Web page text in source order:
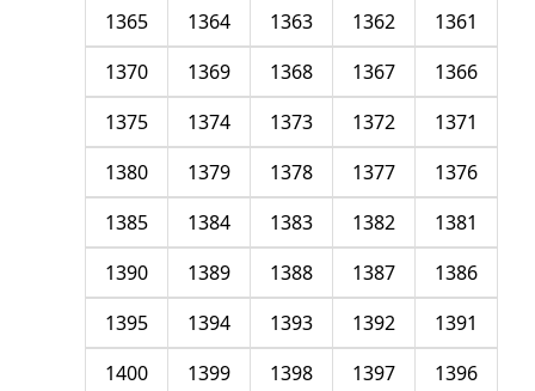
1361
1362
1363
1364
1365
1366
1367
1368
1369
1370
1371
1372
1373
1374
1375
1376
1377
1378
1379
1380
1381
1382
1383
1384
1385
1386
1387
1388
1389
1390
1391
1392
1393
1394
1395
1396
1397
1398
1399
1400